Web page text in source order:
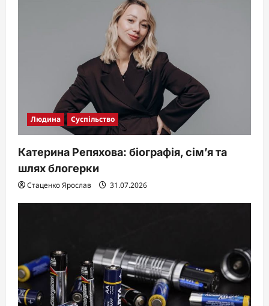
Людина Суспільство
Катерина Репяхова: біографія, сім’я та
шлях блогерки
Стаценко Ярослав 31.07.2026